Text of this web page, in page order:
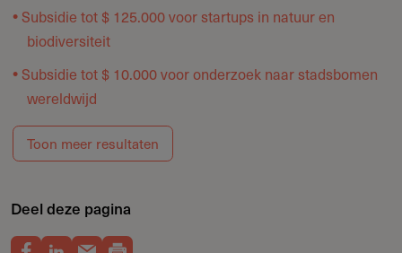
Subsidie tot $ 125.000 voor startups in natuur en
biodiversiteit
Subsidie tot $ 10.000 voor onderzoek naar stadsbomen
wereldwijd
Toon meer resultaten
Deel deze pagina